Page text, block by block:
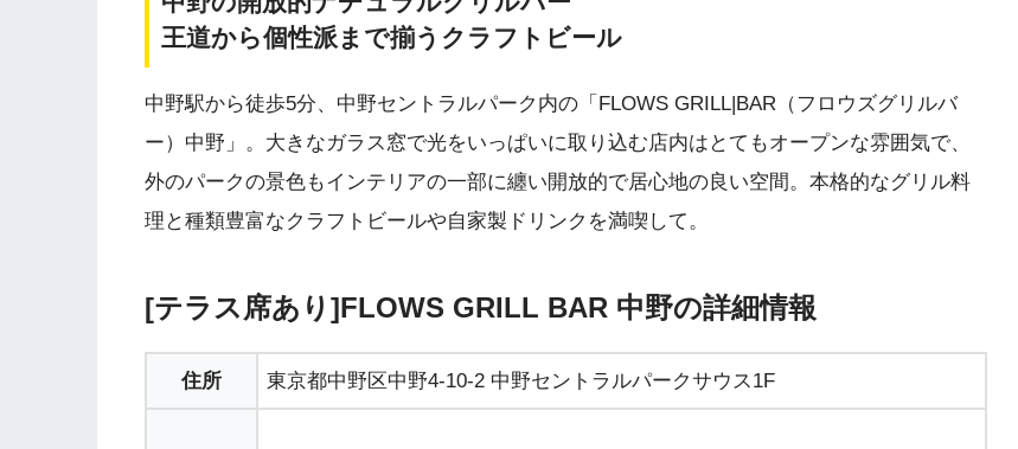
王道から個性派まで揃うクラフトビール
中野駅から徒歩5分、中野セントラルパーク内の「FLOWS GRILL|BAR（フロウズグリルバ
ー）中野」。大きなガラス窓で光をいっぱいに取り込む店内はとてもオープンな雰囲気で、
外のパークの景色もインテリアの一部に纏い開放的で居心地の良い空間。本格的なグリル料
理と種類豊富なクラフトビールや自家製ドリンクを満喫して。
[テラス席あり]FLOWS GRILL BAR 中野の詳細情報
住所 東京都中野区中野4-10-2 中野セントラルパークサウス1F